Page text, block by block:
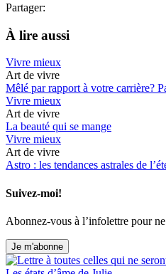
Partager:
À lire aussi
Vivre mieux
Art de vivre
Mêlé par rapport à votre carrière?
Vivre mieux
Art de vivre
La beauté qui se mange
Vivre mieux
Art de vivre
Astro : les tendances astrales de
Suivez-moi!
Abonnez-vous à l’infolettre pour
Je m'abonne